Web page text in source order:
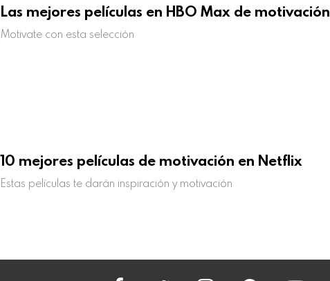
Las mejores películas en HBO Max de motivación
Motivate con esta selección
10 mejores películas de motivación en Netflix
Estas películas te darán inspiración y motivación
instagram